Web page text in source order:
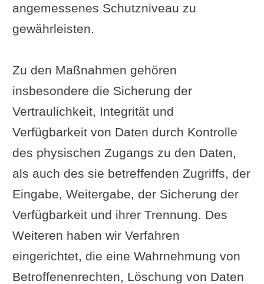
angemessenes Schutzniveau zu
gewährleisten.
Zu den Maßnahmen gehören
insbesondere die Sicherung der
Vertraulichkeit, Integrität und
Verfügbarkeit von Daten durch Kontrolle
des physischen Zugangs zu den Daten,
als auch des sie betreffenden Zugriffs, der
Eingabe, Weitergabe, der Sicherung der
Verfügbarkeit und ihrer Trennung. Des
Weiteren haben wir Verfahren
eingerichtet, die eine Wahrnehmung von
Betroffenenrechten, Löschung von Daten